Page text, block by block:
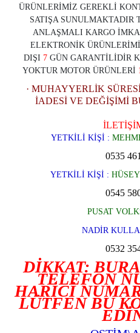
ÜRÜNLERİMİZ GEREKLİ
SATIŞA SUNULMAKTADIR
ANLAŞMALI KARGO
ELEKTRONİK
DIŞI 7 GÜN GARANTİLİDİR
YOKTUR MOTOR ÜRÜNLERİ
· MUHAYYERLİK
İADESİ VE DEĞİŞİMİ
YETKİLİ KİŞİ :
0535
YETKİLİ KİŞİ :
0545
PUSAT
NADİR
0532
DİKKAT:
TELEFON
HARİCİ
LÜTFEN BU